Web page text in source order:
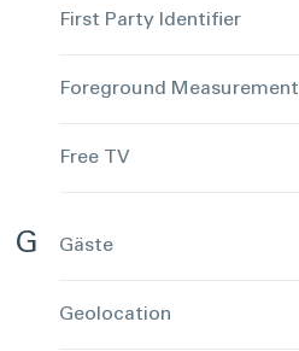
First Party Identifier
Foreground Measurement
Free TV
G Gäste
Geolocation